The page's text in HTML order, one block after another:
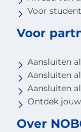
Voor
Voor
Aansluiten
Aansluiten
Aansluiten
Ontdek
Over